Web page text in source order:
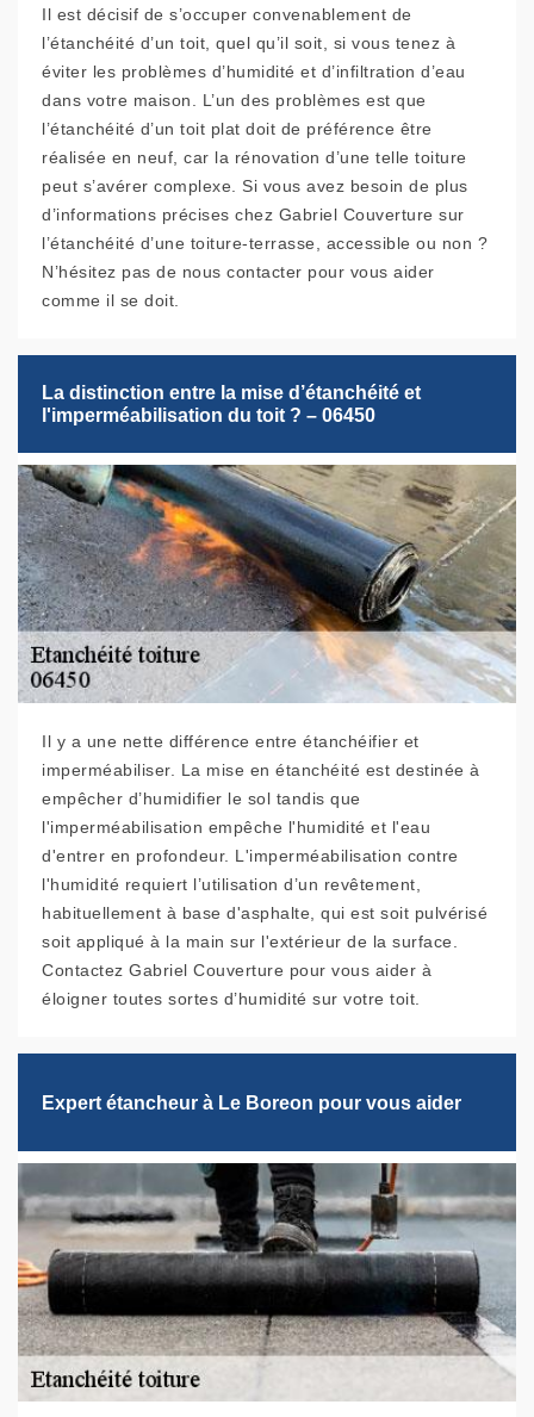
Il est décisif de s’occuper convenablement de
l’étanchéité d’un toit, quel qu’il soit, si vous tenez à
éviter les problèmes d’humidité et d’infiltration d’eau
dans votre maison. L’un des problèmes est que
l’étanchéité d’un toit plat doit de préférence être
réalisée en neuf, car la rénovation d’une telle toiture
peut s’avérer complexe. Si vous avez besoin de plus
d’informations précises chez Gabriel Couverture sur
l’étanchéité d’une toiture-terrasse, accessible ou non ?
N’hésitez pas de nous contacter pour vous aider
comme il se doit.
La distinction entre la mise d’étanchéité et
l'imperméabilisation du toit ? – 06450
Il y a une nette différence entre étanchéifier et
imperméabiliser. La mise en étanchéité est destinée à
empêcher d’humidifier le sol tandis que
l'imperméabilisation empêche l'humidité et l'eau
d'entrer en profondeur. L'imperméabilisation contre
l'humidité requiert l’utilisation d’un revêtement,
habituellement à base d'asphalte, qui est soit pulvérisé
soit appliqué à la main sur l'extérieur de la surface.
Contactez Gabriel Couverture pour vous aider à
éloigner toutes sortes d’humidité sur votre toit.
Expert étancheur à Le Boreon pour vous aider